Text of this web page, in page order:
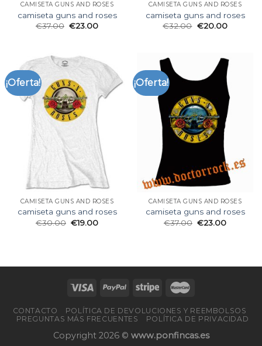
CAMISETA GUNS AND ROSES
camiseta guns and roses
€37.00 €23.00
CAMISETA GUNS AND ROSES
camiseta guns and roses
€32.00 €20.00
¡Oferta!
CAMISETA GUNS AND ROSES
camiseta guns and roses
€30.00 €19.00
¡Oferta!
CAMISETA GUNS AND ROSES
camiseta guns and roses
€37.00 €23.00
CONTACTO
POLÍTICA DE DEVOLUCIONES Y REEMBOLSOS
PREGUNTAS MÁS FRECUENTES
POLÍTICA DE PRIVACIDAD
Copyright 2026 © www.ponfincas.es